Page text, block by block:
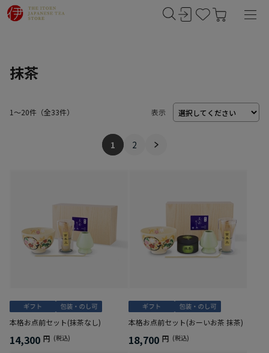
抹茶
表示
1～20件 （ 33件）
1 2
本格お点前セット(抹茶なし)
14,300 円 (税込)
本格お点前セット(おーいお茶 抹茶)
18,700 円 (税込)